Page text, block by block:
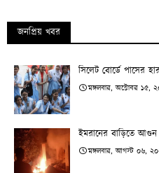
জনপ্রিয় খবর
সিলেট বোর্ডে পাসের
মঙ্গলবার, অক্টোবর ১৫,
ইমরানের বাড়িতে আগুন
মঙ্গলবার, আগস্ট ০৬,